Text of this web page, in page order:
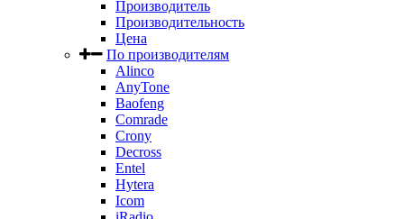
Производитель
Производительность
Цена
По производителям
Alinco
AnyTone
Baofeng
Comrade
Crony
Decross
Entel
Hytera
Icom